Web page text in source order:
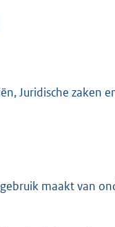
Juridische zaken
maakt van